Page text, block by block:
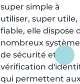
super simple à
utiliser, super utile,
fiable, elle dispose
nombreux
de sécurité et de
vérification
qui permettent